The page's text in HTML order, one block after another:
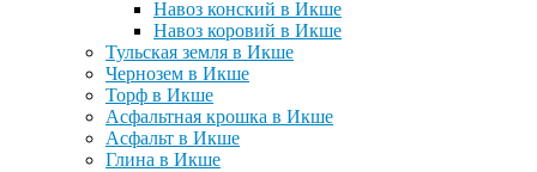
Навоз конский в Икше
Навоз коровий в Икше
Тульская земля в Икше
Чернозем в Икше
Торф в Икше
Асфальтная крошка в Икше
Асфальт в Икше
Глина в Икше